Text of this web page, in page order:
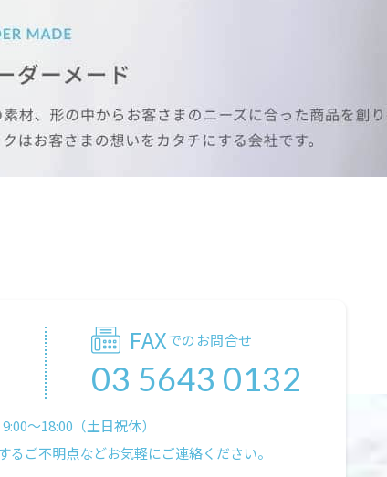
FAXでのお問合せ
03 5643 0132
〜18:00（土日祝休）
るご不明点などお気軽にご連絡ください。